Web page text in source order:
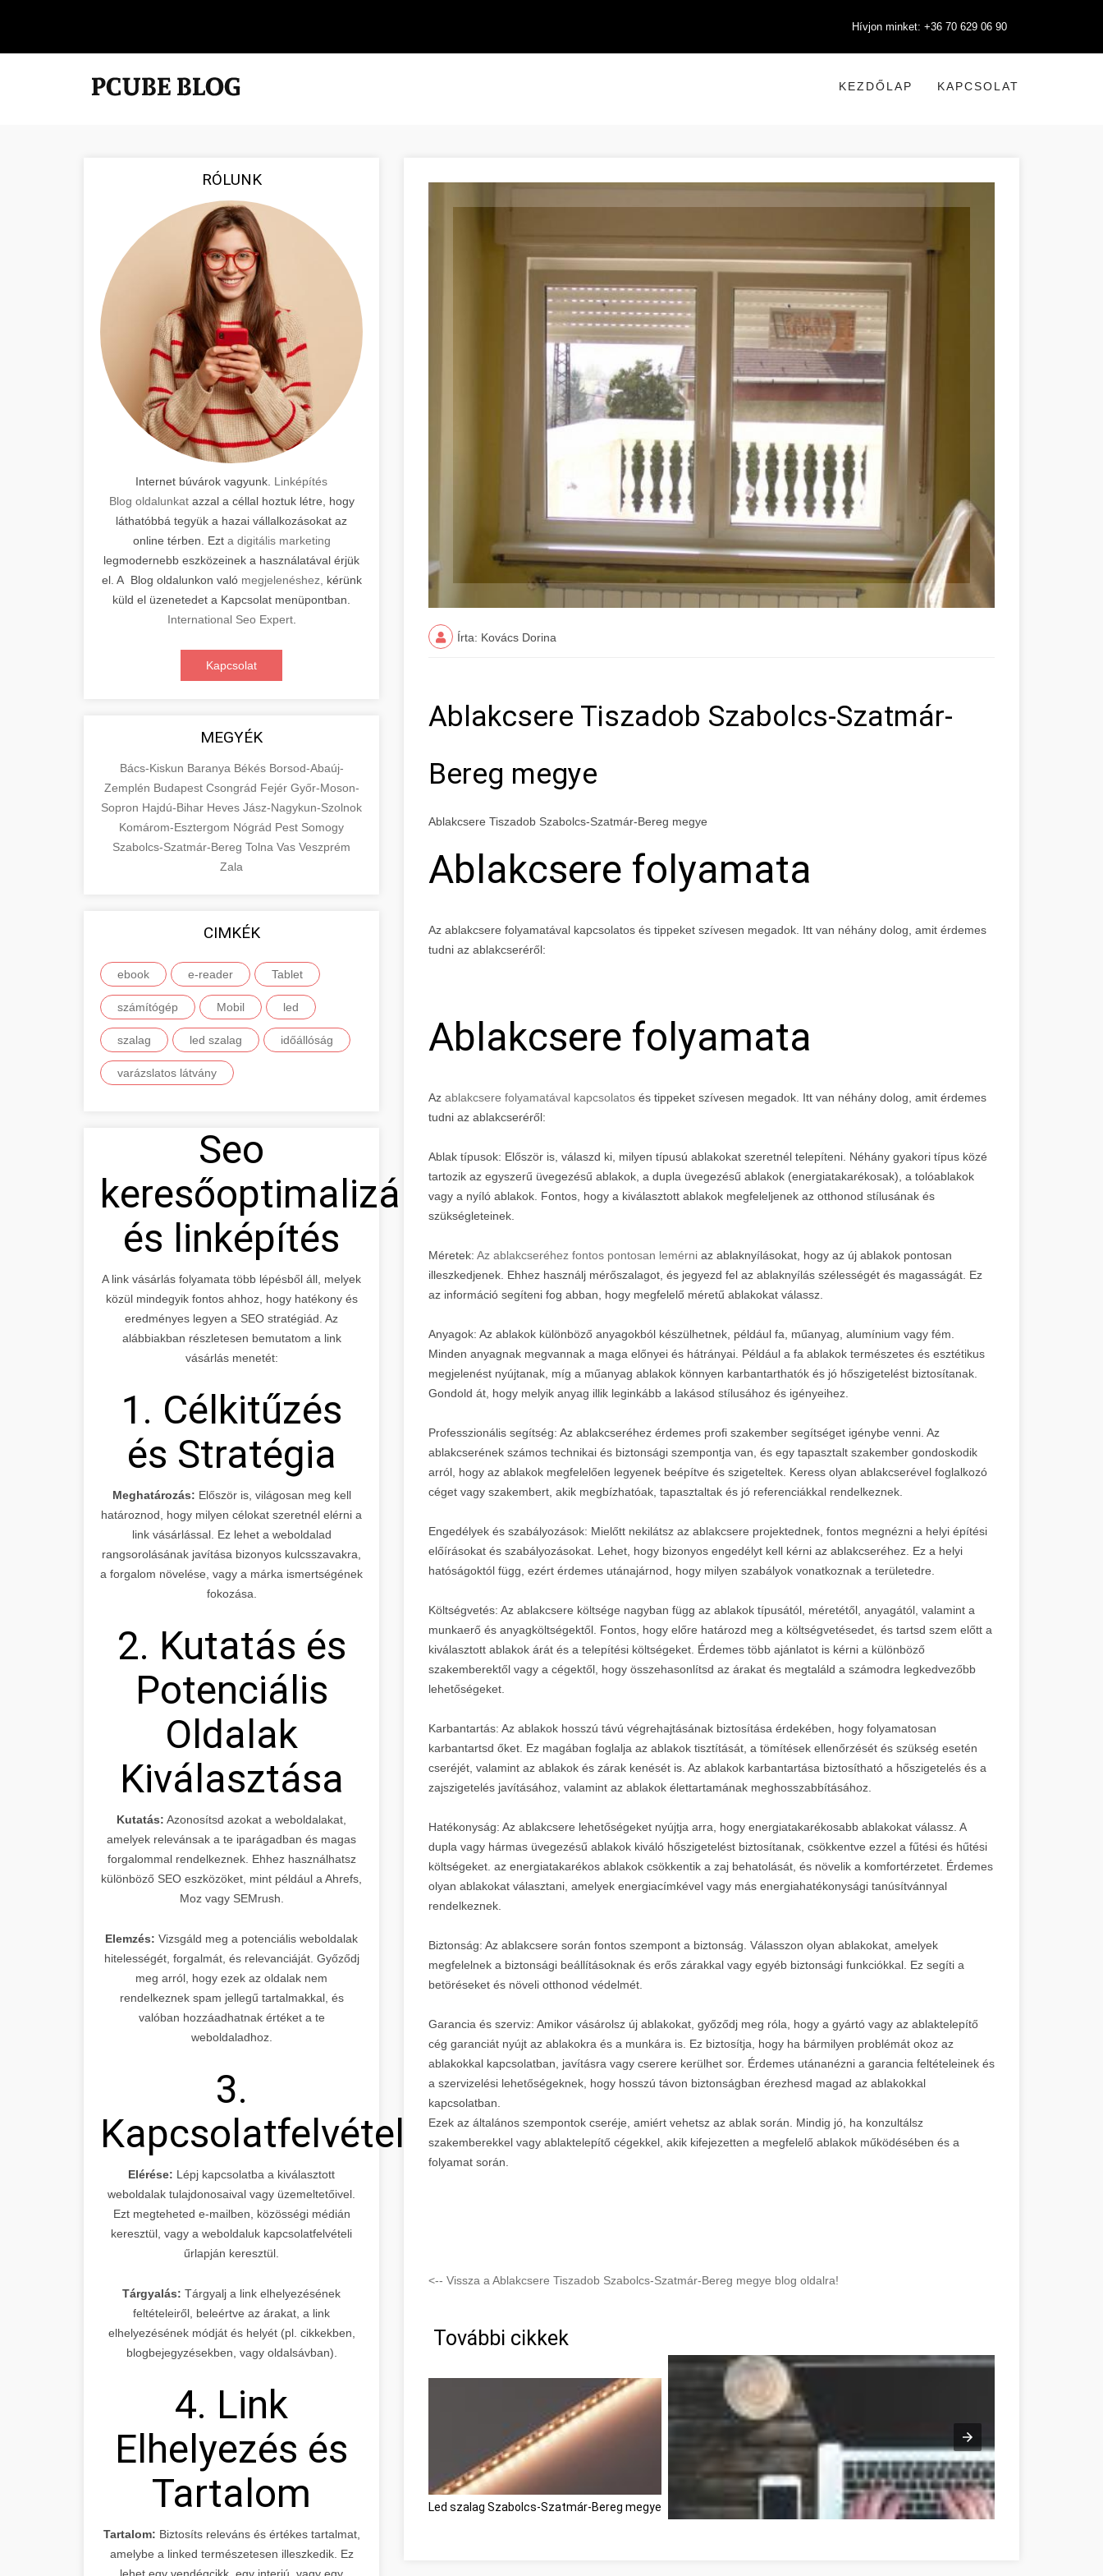
Hívjon minket: +36 70 629 06 90
KEZDŐLAP KAPCSOLAT
RÓLUNK
Internet búvárok vagyunk. Linképítés
Blog oldalunkatazzal a céllal hoztuk létre, hogy
láthatóbbá tegyük a hazai vállalkozásokat az
online térben. Ezt a digitális marketing
legmodernebb eszközeinek a használatával érjük
el. A Blog oldalunkon való megjelenéshez,
kérünk
küld el üzenetedet a Kapcsolat menüpontban.
International Seo Expert.
Kapcsolat
MEGYÉK
Bács-Kiskun Baranya Békés Borsod-Abaúj-
Zemplén Budapest Csongrád Fejér Győr-Moson-
Sopron Hajdú-Bihar Heves Jász-Nagykun-Szolnok
Komárom-Esztergom Nógrád Pest Somogy
Szabolcs-Szatmár-Bereg Tolna Vas Veszprém
Zala
CIMKÉK
ebook e-reader Tablet
számítógép Mobil led
szalag led szalag időállóság
varázslatos látvány
Seo
keresőoptimalizálás
és linképítés
A link vásárlás folyamata több lépésből áll, melyek
közül mindegyik fontos ahhoz, hogy hatékony és
eredményes legyen a SEO stratégiád. Az
alábbiakban részletesen bemutatom a link
vásárlás menetét:
1. Célkitűzés
és Stratégia
Meghatározás: Először is, világosan meg kell
határoznod, hogy milyen célokat szeretnél elérni a
link vásárlással. Ez lehet a weboldalad
rangsorolásának javítása bizonyos kulcsszavakra,
a forgalom növelése, vagy a márka ismertségének
fokozása.
2. Kutatás és
Potenciális
Oldalak
Kiválasztása
Kutatás: Azonosítsd azokat a weboldalakat,
amelyek relevánsak a te iparágadban és magas
forgalommal rendelkeznek. Ehhez használhatsz
különböző SEO eszközöket, mint például a Ahrefs,
Moz vagy SEMrush.
Elemzés: Vizsgáld meg a potenciális weboldalak
hitelességét, forgalmát, és relevanciáját. Győződj
meg arról, hogy ezek az oldalak nem
rendelkeznek spam jellegű tartalmakkal, és
valóban hozzáadhatnak értéket a te
weboldaladhoz.
3.
Kapcsolatfelvétel
Elérése: Lépj kapcsolatba a kiválasztott
weboldalak tulajdonosaival vagy üzemeltetőivel.
Ezt megteheted e-mailben, közösségi médián
keresztül, vagy a weboldaluk kapcsolatfelvételi
űrlapján keresztül.
Tárgyalás: Tárgyalj a link elhelyezésének
feltételeiről, beleértve az árakat, a link
elhelyezésének módját és helyét (pl. cikkekben,
blogbejegyzésekben, vagy oldalsávban).
4. Link
Elhelyezés és
Tartalom
Tartalom: Biztosíts releváns és értékes tartalmat,
amelybe a linked természetesen illeszkedik. Ez
Írta: Kovács Dorina
Ablakcsere Tiszadob Szabolcs-Szatmár-
Bereg megye
Ablakcsere Tiszadob Szabolcs-Szatmár-Bereg megye
Ablakcsere folyamata
Az ablakcsere folyamatával kapcsolatos és tippeket szívesen megadok. Itt van néhány dolog, amit érdemes
tudni az ablakcseréről:
Ablakcsere folyamata
Az ablakcsere folyamatával kapcsolatos és tippeket szívesen megadok. Itt van néhány dolog, amit érdemes
tudni az ablakcseréről:
Ablak típusok: Először is, válaszd ki, milyen típusú ablakokat szeretnél telepíteni. Néhány gyakori típus közé
tartozik az egyszerű üvegezésű ablakok, a dupla üvegezésű ablakok (energiatakarékosak), a tolóablakok
vagy a nyíló ablakok. Fontos, hogy a kiválasztott ablakok megfeleljenek az otthonod stílusának és
szükségleteinek.
Méretek: Az ablakcseréhez fontos pontosan lemérni az ablaknyílásokat, hogy az új ablakok pontosan
illeszkedjenek. Ehhez használj mérőszalagot, és jegyezd fel az ablaknyílás szélességét és magasságát. Ez
az információ segíteni fog abban, hogy megfelelő méretű ablakokat válassz.
Anyagok: Az ablakok különböző anyagokból készülhetnek, például fa, műanyag, alumínium vagy fém.
Minden anyagnak megvannak a maga előnyei és hátrányai. Például a fa ablakok természetes és esztétikus
megjelenést nyújtanak, míg a műanyag ablakok könnyen karbantarthatók és jó hőszigetelést biztosítanak.
Gondold át, hogy melyik anyag illik leginkább a lakásod stílusához és igényeihez.
Professzionális segítség: Az ablakcseréhez érdemes profi szakember segítséget igénybe venni. Az
ablakcserének számos technikai és biztonsági szempontja van, és egy tapasztalt szakember gondoskodik
arról, hogy az ablakok megfelelően legyenek beépítve és szigeteltek. Keress olyan ablakcserével foglalkozó
céget vagy szakembert, akik megbízhatóak, tapasztaltak és jó referenciákkal rendelkeznek.
Engedélyek és szabályozások: Mielőtt nekilátsz az ablakcsere projektednek, fontos megnézni a helyi építési
előírásokat és szabályozásokat. Lehet, hogy bizonyos engedélyt kell kérni az ablakcseréhez. Ez a helyi
hatóságoktól függ, ezért érdemes utánajárnod, hogy milyen szabályok vonatkoznak a területedre.
Költségvetés: Az ablakcsere költsége nagyban függ az ablakok típusától, méretétől, anyagától, valamint a
munkaerő és anyagköltségektől. Fontos, hogy előre határozd meg a költségvetésedet, és tartsd szem előtt a
kiválasztott ablakok árát és a telepítési költségeket. Érdemes több ajánlatot is kérni a különböző
szakemberektől vagy a cégektől, hogy összehasonlítsd az árakat és megtaláld a számodra legkedvezőbb
lehetőségeket.
Karbantartás: Az ablakok hosszú távú végrehajtásának biztosítása érdekében, hogy folyamatosan
karbantartsd őket. Ez magában foglalja az ablakok tisztítását, a tömítések ellenőrzését és szükség esetén
cseréjét, valamint az ablakok és zárak kenését is. Az ablakok karbantartása biztosítható a hőszigetelés és a
zajszigetelés javításához, valamint az ablakok élettartamának meghosszabbításához.
Hatékonyság: Az ablakcsere lehetőségeket nyújtja arra, hogy energiatakarékosabb ablakokat válassz. A
dupla vagy hármas üvegezésű ablakok kiváló hőszigetelést biztosítanak, csökkentve ezzel a fűtési és hűtési
költségeket. az energiatakarékos ablakok csökkentik a zaj behatolását, és növelik a komfortérzetet. Érdemes
olyan ablakokat választani, amelyek energiacímkével vagy más energiahatékonysági tanúsítvánnyal
rendelkeznek.
Biztonság: Az ablakcsere során fontos szempont a biztonság. Válasszon olyan ablakokat, amelyek
megfelelnek a biztonsági beállításoknak és erős zárakkal vagy egyéb biztonsági funkciókkal. Ez segíti a
betöréseket és növeli otthonod védelmét.
Garancia és szerviz: Amikor vásárolsz új ablakokat, győződj meg róla, hogy a gyártó vagy az ablaktelepítő
cég garanciát nyújt az ablakokra és a munkára is. Ez biztosítja, hogy ha bármilyen problémát okoz az
ablakokkal kapcsolatban, javításra vagy cserere kerülhet sor. Érdemes utánanézni a garancia feltételeinek és
a szervizelési lehetőségeknek, hogy hosszú távon biztonságban érezhesd magad az ablakokkal
kapcsolatban.
Ezek az általános szempontok cseréje, amiért vehetsz az ablak során. Mindig jó, ha konzultálsz
szakemberekkel vagy ablaktelepítő cégekkel, akik kifejezetten a megfelelő ablakok működésében és a
folyamat során.
<-- Vissza a Ablakcsere Tiszadob Szabolcs-Szatmár-Bereg megye blog oldalra!
További cikkek
Led szalag Szabolcs-Szatmár-Bereg megye